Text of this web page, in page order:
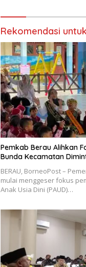
Rekomendasi
Pemkab Berau Alihkan
Bunda Kecamatan
BERAU, BorneoPost –
mulai menggeser fokus
Anak Usia Dini (PAUD)…